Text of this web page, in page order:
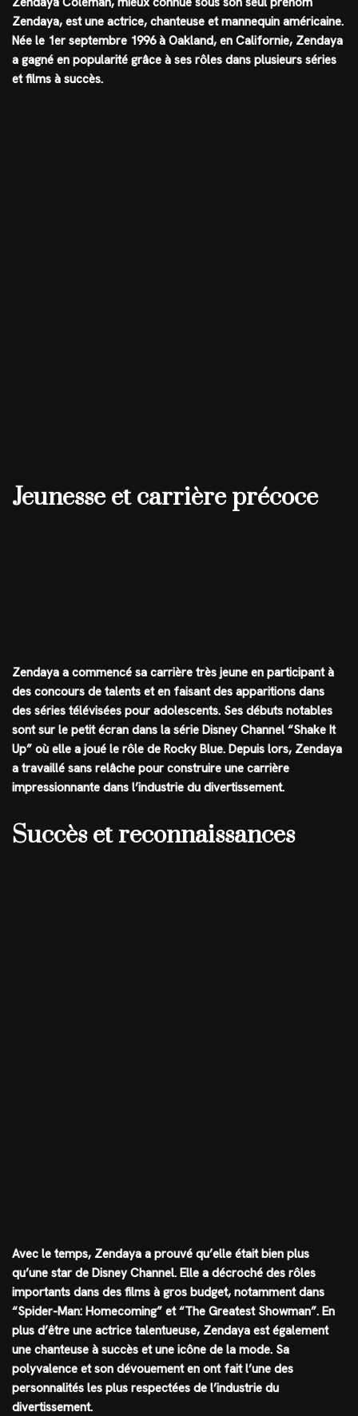
Zendaya, est une actrice, chanteuse et mannequin américaine.
Née le 1er septembre 1996 à Oakland, en Californie, Zendaya
a gagné en popularité grâce à ses rôles dans plusieurs séries
et films à succès.
Jeunesse et carrière précoce
Zendaya a commencé sa carrière très jeune en participant à
des concours de talents et en faisant des apparitions dans
des séries télévisées pour adolescents. Ses débuts notables
sont sur le petit écran dans la série Disney Channel “Shake It
Up” où elle a joué le rôle de Rocky Blue. Depuis lors, Zendaya
a travaillé sans relâche pour construire une carrière
impressionnante dans l’industrie du divertissement.
Succès et reconnaissances
Avec le temps, Zendaya a prouvé qu’elle était bien plus
qu’une star de Disney Channel. Elle a décroché des rôles
importants dans des films à gros budget, notamment dans
“Spider-Man: Homecoming” et “The Greatest Showman”. En
plus d’être une actrice talentueuse, Zendaya est également
une chanteuse à succès et une icône de la mode. Sa
polyvalence et son dévouement en ont fait l’une des
personnalités les plus respectées de l’industrie du
divertissement.